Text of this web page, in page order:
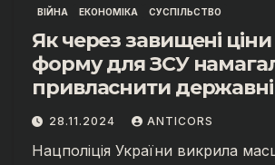
ВІЙНА ЕКОНОМІКА СУСПІЛЬСТВО
Як через завищені
форму для ЗСУ
привласнити
28.11.2024 ANTICORS
Нацполіція України викрила